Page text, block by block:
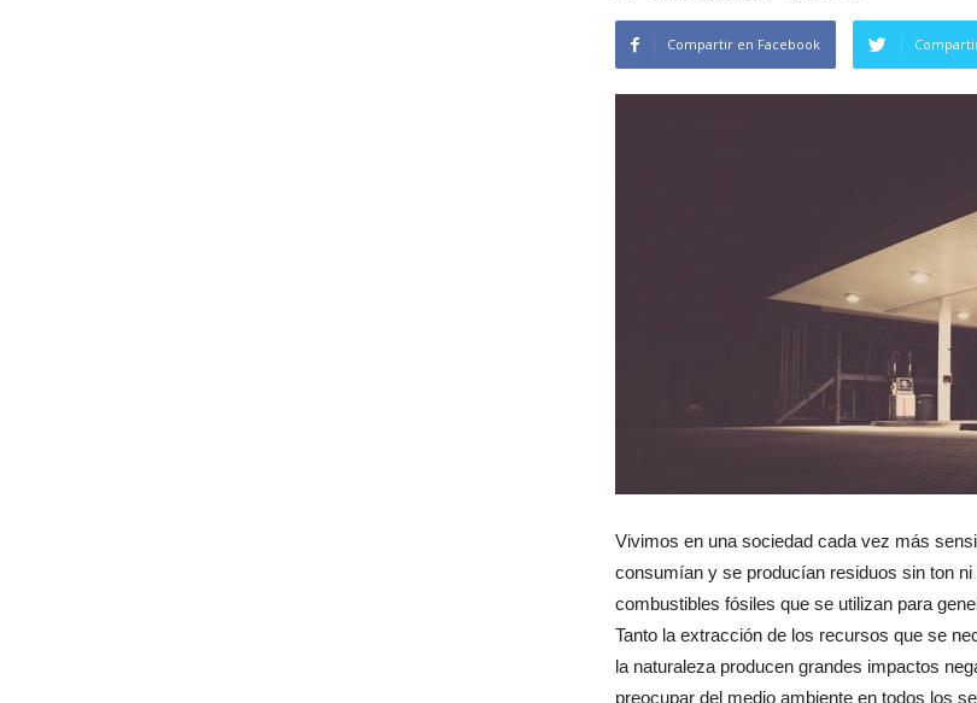
Compartir en Facebook
Vivimos en una sociedad cada vez más
consumían y se producían residuos sin ton
combustibles fósiles que se utilizan para
Tanto la extracción de los recursos que se
la naturaleza producen grandes impactos
preocupar del medio ambiente en todos los